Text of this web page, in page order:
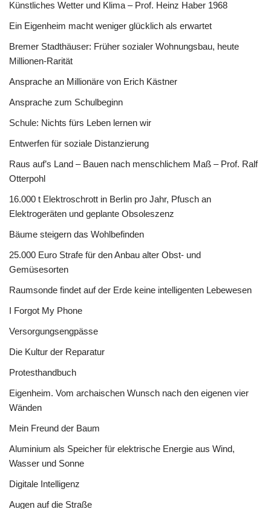
Künstliches Wetter und Klima – Prof. Heinz Haber 1968
Ein Eigenheim macht weniger glücklich als erwartet
Bremer Stadthäuser: Früher sozialer Wohnungsbau, heute
Millionen-Rarität
Ansprache an Millionäre von Erich Kästner
Ansprache zum Schulbeginn
Schule: Nichts fürs Leben lernen wir
Entwerfen für soziale Distanzierung
Raus auf’s Land – Bauen nach menschlichem Maß – Prof. Ralf
Otterpohl
16.000 t Elektroschrott in Berlin pro Jahr, Pfusch an
Elektrogeräten und geplante Obsoleszenz
Bäume steigern das Wohlbefinden
25.000 Euro Strafe für den Anbau alter Obst- und
Gemüsesorten
Raumsonde findet auf der Erde keine intelligenten Lebewesen
I Forgot My Phone
Versorgungsengpässe
Die Kultur der Reparatur
Protesthandbuch
Eigenheim. Vom archaischen Wunsch nach den eigenen vier
Wänden
Mein Freund der Baum
Aluminium als Speicher für elektrische Energie aus Wind,
Wasser und Sonne
Digitale Intelligenz
Augen auf die Straße